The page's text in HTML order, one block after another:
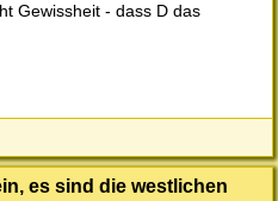
Gewissheit - dass D das
es sind die westlichen